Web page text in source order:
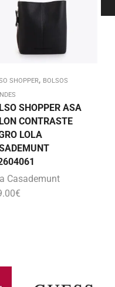
SHOPPER, BOLSOS
SHOPPER ASA
CONTRASTE
LOLA
Casademunt
€